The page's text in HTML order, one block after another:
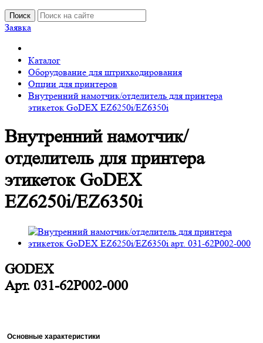
Поиск
Заявка
Каталог
Оборудование для штрихкодирования
Опции для принтеров
Внутренний намотчик/отделитель для принтера
этикеток GoDEX EZ6250i/EZ6350i
Внутренний намотчик/
отделитель для принтера
этикеток GoDEX
EZ6250i/EZ6350i
GODEX
Арт. 031-62P002-000
Основные характеристики